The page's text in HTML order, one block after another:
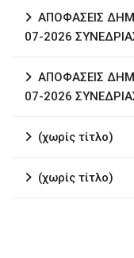
ΑΠΟΦΑΣΕΙΣ
07-2026
ΑΠΟΦΑΣΕΙΣ
07-2026
(χωρίς τίτλο)
(χωρίς τίτλο)